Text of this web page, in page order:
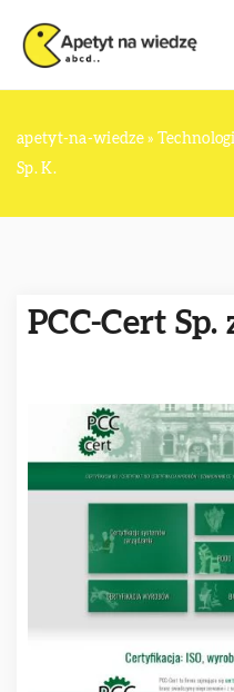
apetyt-na-wiedze»
Sp. K.
PCC-Cert Sp.